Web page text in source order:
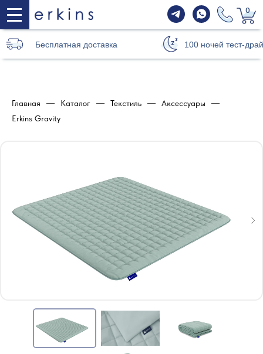
0
Бесплатная доставка 100 ночей тест-
Главная — Каталог — Текстиль — Аксессуары —
Erkins Gravity